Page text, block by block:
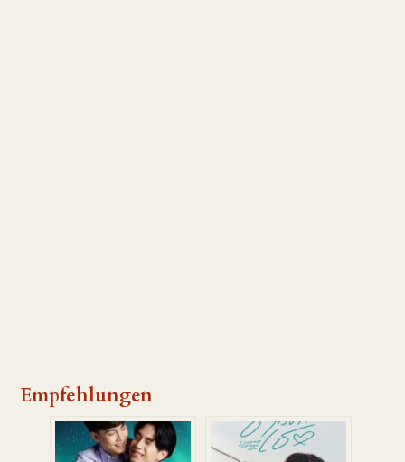
Empfehlungen